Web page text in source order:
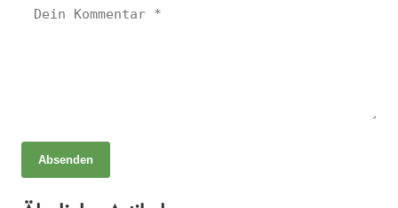
Absenden
06. Mai 2025
Heilen mit Licht Luft und Kräutern – Ganzheitliche